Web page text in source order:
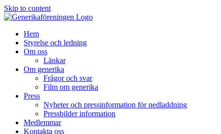
Skip to content
Hem
Styrelse och ledning
Om oss
Länkar
Om generika
Frågor och svar
Film om generika
Press
Nyheter och pressinformation för nedladdning
Pressbilder information
Medlemmar
Kontakta oss